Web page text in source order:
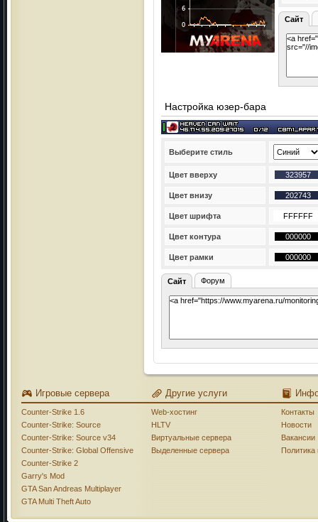
Сайт
Настройка юзер-бара
Выберите стиль
Цвет вверху
Цвет внизу
Цвет шрифта
Цвет контура
Цвет рамки
Сайт Форум
Игровые сервера
Counter-Strike 1.6
Counter-Strike: Source
Counter-Strike: Source v34
Counter-Strike: Global Offensive
Counter-Strike 2
Garry's Mod
GTA San Andreas Multiplayer
GTA Multi Theft Auto
Другие услуги
Web-хостинг
HLTV
Виртуальные сервера
Выделенные сервера
Контакты
Новости
Вакансии
Политика